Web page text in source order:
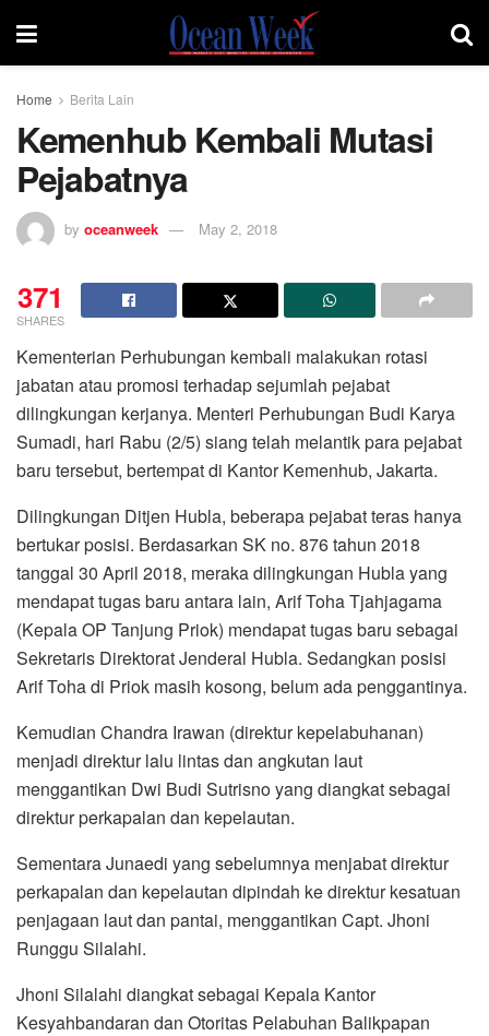
Home Berita Lain
Kemenhub Kembali Mutasi
Pejabatnya
by oceanweek May 2, 2018
371
SHARES
Kementerian Perhubungan kembali malakukan rotasi
jabatan atau promosi terhadap sejumlah pejabat
dilingkungan kerjanya. Menteri Perhubungan Budi Karya
Sumadi, hari Rabu (2/5) siang telah melantik para pejabat
baru tersebut, bertempat di Kantor Kemenhub, Jakarta.
Dilingkungan Ditjen Hubla, beberapa pejabat teras hanya
bertukar posisi. Berdasarkan SK no. 876 tahun 2018
tanggal 30 April 2018, meraka dilingkungan Hubla yang
mendapat tugas baru antara lain, Arif Toha Tjahjagama
(Kepala OP Tanjung Priok) mendapat tugas baru sebagai
Sekretaris Direktorat Jenderal Hubla. Sedangkan posisi
Arif Toha di Priok masih kosong, belum ada penggantinya.
Kemudian Chandra Irawan (direktur kepelabuhanan)
menjadi direktur lalu lintas dan angkutan laut
menggantikan Dwi Budi Sutrisno yang diangkat sebagai
direktur perkapalan dan kepelautan.
Sementara Junaedi yang sebelumnya menjabat direktur
perkapalan dan kepelautan dipindah ke direktur kesatuan
penjagaan laut dan pantai, menggantikan Capt. Jhoni
Runggu Silalahi.
Jhoni Silalahi diangkat sebagai Kepala Kantor
Kesyahbandaran dan Otoritas Pelabuhan Balikpapan